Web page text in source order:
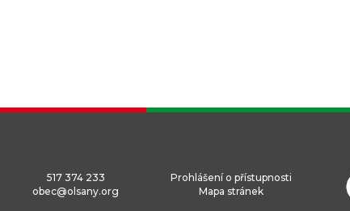
517 374 233
obec@olsany.org
Prohlášení o přístupnosti
Mapa stránek